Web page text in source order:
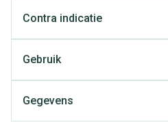
Contra indicatie
Gebruik
Gegevens